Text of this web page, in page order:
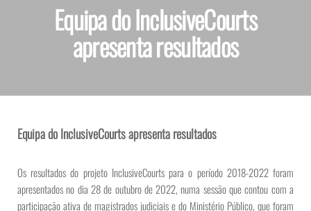
Equipa do InclusiveCourts
apresenta resultados
Equipa do InclusiveCourts apresenta resultados
Os resultados do projeto InclusiveCourts para o período 2018-2022 foram
apresentados no dia 28 de outubro de 2022, numa sessão que contou com a
participação ativa de magistrados judiciais e do Ministério Público, que foram